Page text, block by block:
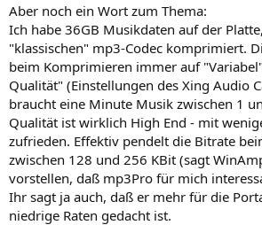
Aber noch ein Wort zum Thema:
Ich habe 36GB Musikdaten auf der
"klassischen" mp3-Codec komprimiert.
beim Komprimieren immer auf
Qualität" (Einstellungen des Xing Audio
braucht eine Minute Musik zwischen 1
Qualität ist wirklich High End - mit
zufrieden. Effektiv pendelt die Bitrate
zwischen 128 und 256 KBit (sagt
vorstellen, daß mp3Pro für mich
Ihr sagt ja auch, daß er mehr für die
niedrige Raten gedacht ist.